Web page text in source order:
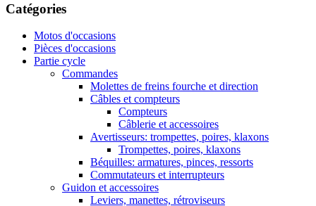
Catégories
Motos d'occasions
Pièces d'occasions
Partie cycle
Commandes
Molettes de freins fourche et direction
Câbles et compteurs
Compteurs
Câblerie et accessoires
Avertisseurs: trompettes, poires, klaxons
Trompettes, poires, klaxons
Béquilles: armatures, pinces, ressorts
Commutateurs et interrupteurs
Guidon et accessoires
Leviers, manettes, rétroviseurs